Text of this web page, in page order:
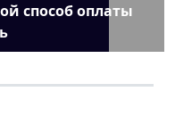
способ оплаты